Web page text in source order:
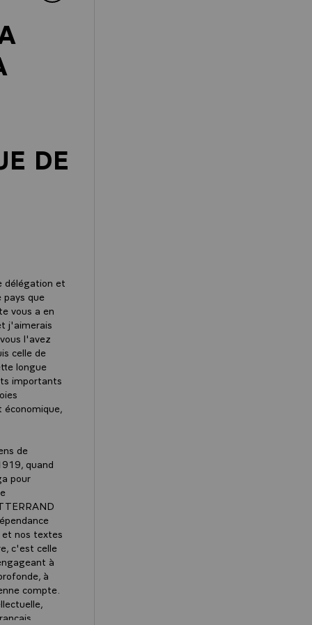
DE
délégation et
pays que
vous a en
j'aimerais
l'avez
celle de
longue
importants
économique,
de
quand
pour
et nos textes
c'est celle
à
à
compte.